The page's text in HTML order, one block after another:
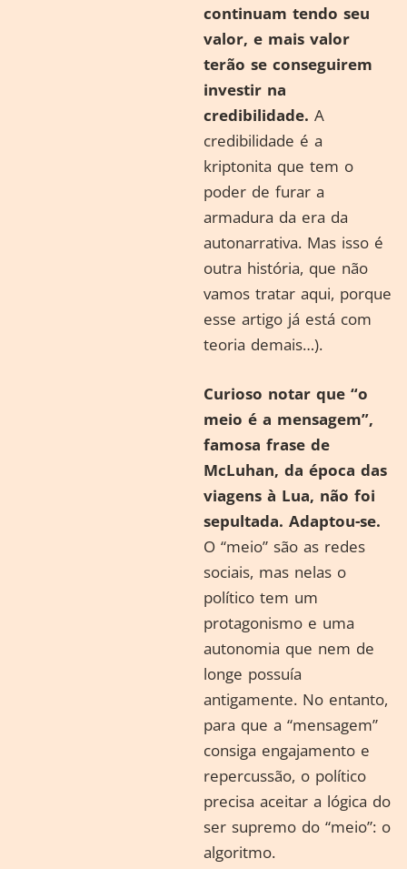
continuam tendo seu
valor, e mais valor
terão se conseguirem
investir na
credibilidade. A
credibilidade é a
kriptonita que tem o
poder de furar a
armadura da era da
autonarrativa. Mas isso é
outra história, que não
vamos tratar aqui, porque
esse artigo já está com
teoria demais…).
Curioso notar que “o
meio é a mensagem”,
famosa frase de
McLuhan, da época das
viagens à Lua, não foi
sepultada. Adaptou-se.
O “meio” são as redes
sociais, mas nelas o
político tem um
protagonismo e uma
autonomia que nem de
longe possuía
antigamente. No entanto,
para que a “mensagem”
consiga engajamento e
repercussão, o político
precisa aceitar a lógica do
ser supremo do “meio”: o
algoritmo.